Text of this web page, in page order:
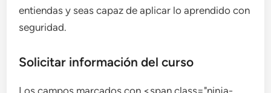
entiendas y seas capaz de aplicar lo aprendido con
seguridad.
Solicitar información del curso
Los campos marcados con <span class="ninja-